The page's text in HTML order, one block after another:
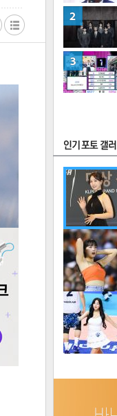
FOCUS
많이 본 뉴스
연예
2